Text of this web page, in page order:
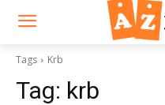
Tags Krb
Tag: krb